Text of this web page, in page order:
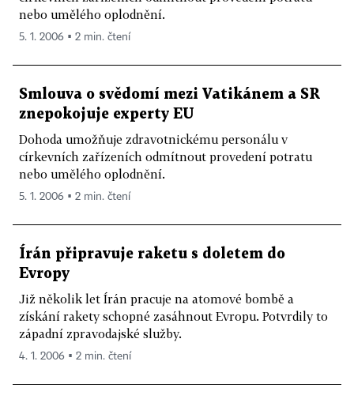
nebo umělého oplodnění.
5. 1. 2006 ▪ 2 min. čtení
Smlouva o svědomí mezi Vatikánem a SR
znepokojuje experty EU
Dohoda umožňuje zdravotnickému personálu v
církevních zařízeních odmítnout provedení potratu
nebo umělého oplodnění.
5. 1. 2006 ▪ 2 min. čtení
Írán připravuje raketu s doletem do
Evropy
Již několik let Írán pracuje na atomové bombě a
získání rakety schopné zasáhnout Evropu. Potvrdily to
západní zpravodajské služby.
4. 1. 2006 ▪ 2 min. čtení